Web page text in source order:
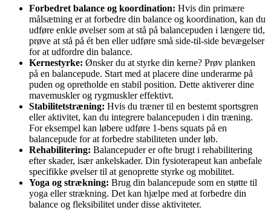
Forbedret balance og koordination: Hvis din primære
målsætning er at forbedre din balance og koordination, kan du
udføre enkle øvelser som at stå på balancepuden i længere tid,
prøve at stå på ét ben eller udføre små side-til-side bevægelser
for at udfordre din balance.
Kernestyrke: Ønsker du at styrke din kerne? Prøv planken
på en balancepude. Start med at placere dine underarme på
puden og opretholde en stabil position. Dette aktiverer dine
mavemuskler og rygmuskler effektivt.
Stabilitetstræning: Hvis du træner til en bestemt sportsgren
eller aktivitet, kan du integrere balancepuden i din træning.
For eksempel kan løbere udføre 1-bens squats på en
balancepude for at forbedre stabiliteten under løb.
Rehabilitering: Balancepuder er ofte brugt i rehabilitering
efter skader, især ankelskader. Din fysioterapeut kan anbefale
specifikke øvelser til at genoprette styrke og mobilitet.
Yoga og strækning: Brug din balancepude som en støtte til
yoga eller strækning. Det kan hjælpe med at forbedre din
balance og fleksibilitet under disse aktiviteter.